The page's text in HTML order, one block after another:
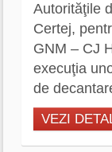
Autorităţile
Certej,
GNM – CJ
execuţia
de
VEZI